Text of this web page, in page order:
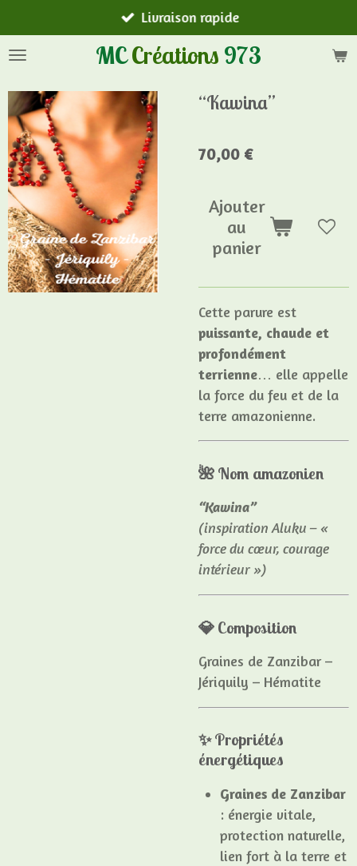
au
contenu
MCCréations 973
Livraison rapide
“Kawina”
70,00 €
Ajouter
au
panier
Cette parure est
puissante, chaude et
profondément
terrienne… elle appelle
la force du feu et de la
terre amazonienne.
🌺 Nom amazonien
“Kawina”
(inspiration Aluku – «
force du cœur, courage
intérieur »)
💎 Composition
Graines de Zanzibar –
Jériquily – Hématite
✨Propriétés
énergétiques
Graines de Zanzibar
: énergie vitale,
protection naturelle,
lien fort à la terre et